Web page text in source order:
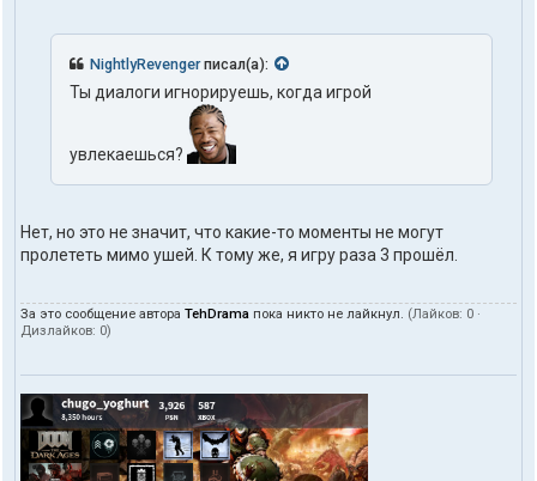
NightlyRevengerписал(а):
Ты диалоги игнорируешь, когда игрой
увлекаешься?
Нет, но это не значит, что какие-то моменты не могут
пролететь мимо ушей. К тому же, я игру раза 3 прошёл.
За это сообщение автора TehDrama пока никто не лайкнул. (Лайков: 0 ·
Дизлайков: 0)